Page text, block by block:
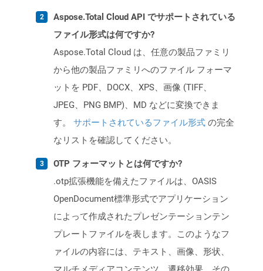
Aspose.Total Cloud API でサポートされている
ファイル形式は何ですか?
Aspose.Total Cloud は、任意の製品ファミリ
から他の製品ファミリへのファイル フォーマ
ットを PDF、DOCX、XPS、画像 (TIFF、
JPEG、PNG BMP)、MD などに変換できま
す。 サポートされているファイル形式 の完全
なリストを確認してください。
OTP フォーマットとは何ですか?
.otp拡張機能を備えたファイルは、OASIS
OpenDocument標準形式でアプリケーション
によって作成されたプレゼンテーションテン
プレートファイルを表します。このようなフ
ァイルの内容には、テキスト、画像、形状、